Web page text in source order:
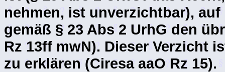
nehmen, ist unverzichtbar),
gemäß § 23 Abs 2 UrhG den
Rz 13ff mwN). Dieser Verzicht
zu erklären (Ciresa aaO Rz 15).